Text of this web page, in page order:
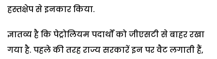
हस्तक्षेप से इनकार किया.
ज्ञातव्य है कि पेट्रोलियम पदार्थों को जीएसटी से बाहर रखा
गया है. पहले की तरह राज्य सरकारें इन पर वैट लगाती हैं,